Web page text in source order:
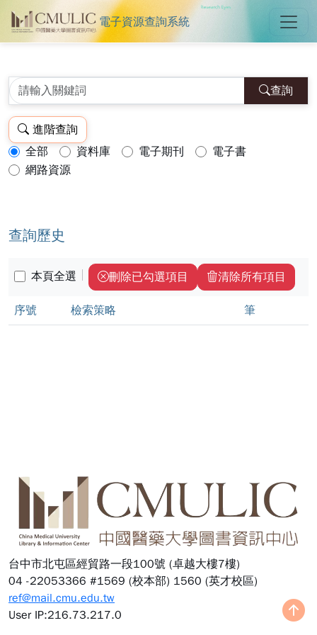
中國醫藥大學圖書館電子資源查
電子資源查詢系統
查詢
進階查詢
查詢模式：
全部 資料庫 電子期刊
電子書
網路資源
查詢歷史
本頁全選 刪除已勾選項目 清除所有項目
序號 檢索策略 筆
台中市北屯區經貿路一段100號 (卓越大樓7樓)
04 -22053366 #1569 (校本部) 1560 (英才校區)
ref@mail.cmu.edu.tw
User IP:216.73.217.0